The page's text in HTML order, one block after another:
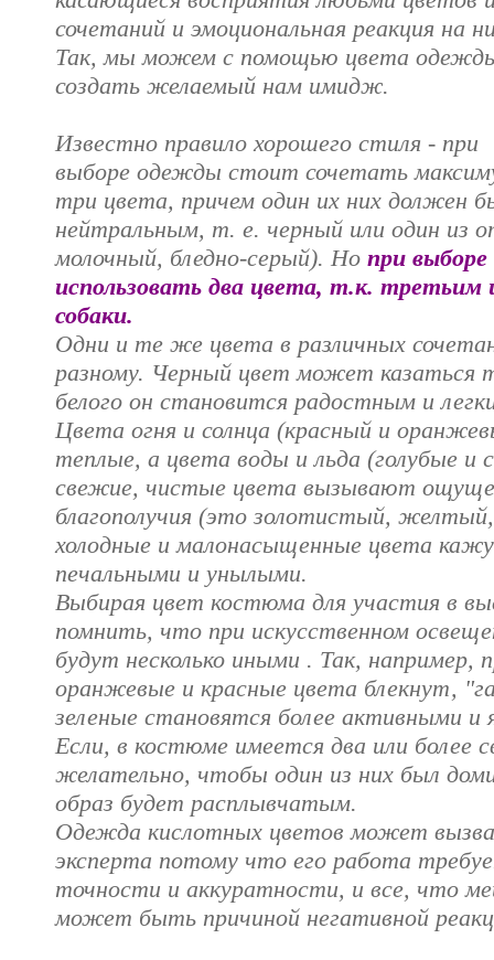
сочетаний и эмоциональная реакция на
Так, мы можем с помощью цвета
создать желаемый нам имидж.
Известно правило хорошего стиля - при
выборе одежды стоит сочетать
три цвета, причем один их них должен
нейтральным, т. е. черный или один из
молочный, бледно-серый). Но при
использовать два цвета, т.к. третьим
собаки.
Одни и те же цвета в различных
разному. Черный цвет может казаться
белого он становится радостным и
Цвета огня и солнца (красный и
теплые, а цвета воды и льда (голубые и
свежие, чистые цвета вызывают
благополучия (это золотистый,
холодные и малонасыщенные цвета
печальными и унылыми.
Выбирая цвет костюма для участия в
помнить, что при искусственном
будут несколько иными . Так, например,
оранжевые и красные цвета блекнут,
зеленые становятся более активными и
Если, в костюме имеется два или более
желательно, чтобы один из них был
образ будет расплывчатым.
Одежда кислотных цветов может
эксперта потому что его работа
точности и аккуратности, и все, что
может быть причиной негативной